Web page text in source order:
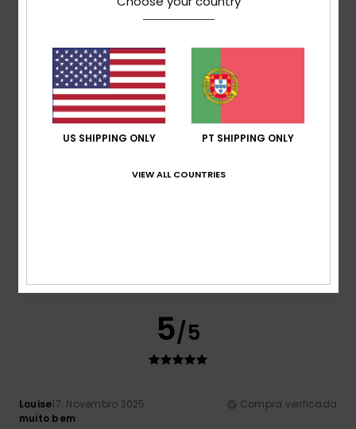
Mostrar original - Francês
Tamanho perfeitoMaterial: 5 Cor: 5/5
Eu recomendo este produto
5 /5
5/5
Louise17. Novembro 2025
Compra verificada
muito bem
US SHIPPING ONLY PT SHIPPING ONLY
VIEW ALL COUNTRIES